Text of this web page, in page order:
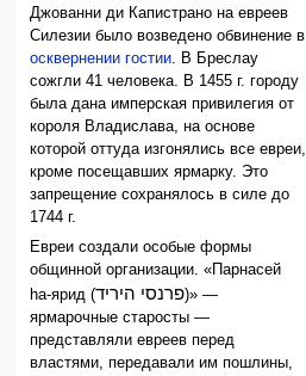
Джованни ди Капистрано на евреев
Силезии было возведено обвинение в
осквернении гостии. В Бреслау
сожгли 41 человека. В 1455 г. городу
была дана имперская привилегия от
короля Владислава, на основе
которой оттуда изгонялись все евреи,
кроме посещавших ярмарку. Это
запрещение сохранялось в силе до
1744 г.
Евреи создали особые формы
общинной организации. «Парнасей
hа-ярид (פרנסי היריד)» —
ярмарочные старосты —
представляли евреев перед
властями, передавали им пошлины,